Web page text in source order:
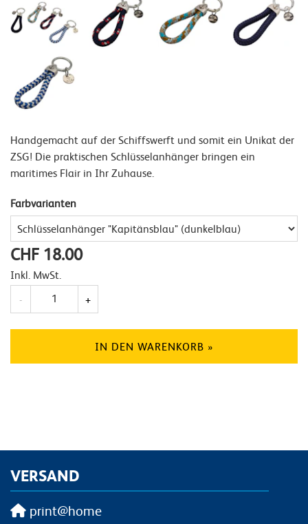
Handgemacht auf der Schiffswerft und somit ein Unikat der
ZSG! Die praktischen Schlüsselanhänger bringen ein
maritimes Flair in Ihr Zuhause.
Farbvarianten
CHF 18.00
Inkl. MwSt.
- +
IN DEN WARENKORB »
VERSAND
print@home